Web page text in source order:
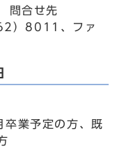
問合せ先
）8011、ファ
業予定の方、既